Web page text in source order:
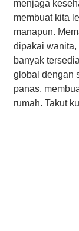
menjaga
membuat kita
manapun.
dipakai wanita,
banyak
global dengan
panas,
rumah. Takut